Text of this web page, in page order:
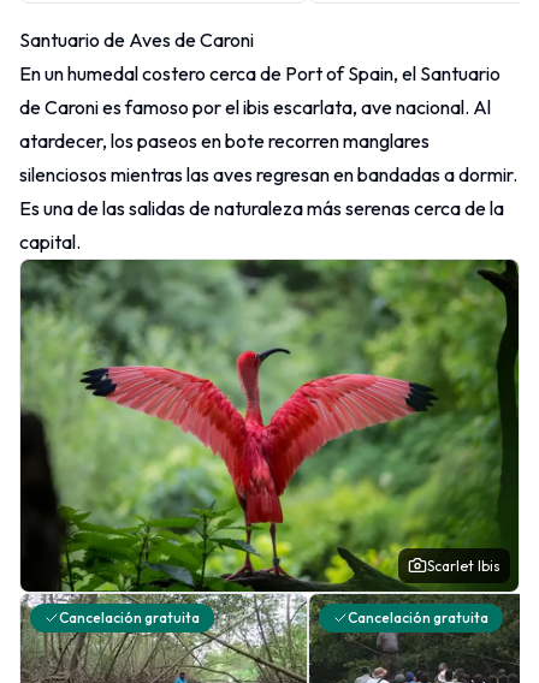
Santuario de Aves de Caroni
En un humedal costero cerca de Port of Spain, el Santuario
de Caroni es famoso por el ibis escarlata, ave nacional. Al
atardecer, los paseos en bote recorren manglares
silenciosos mientras las aves regresan en bandadas a dormir.
Es una de las salidas de naturaleza más serenas cerca de la
capital.
Scarlet Ibis
Cancelación gratuita Cancelación gratuita